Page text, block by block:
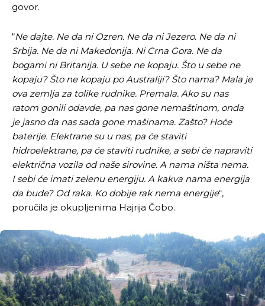
odlučili da pustite Vašu priču da živi, Redakcija
Objavi.ba
[wpuf_form id=”7463”]
odlučili da pustite Vašu priču da živi, Redakcija
Objavi.ba
[wpuf_form id=”7463”]
govor.
“Ne dajte. Ne da ni Ozren. Ne da ni Jezero. Ne da ni
Srbija. Ne da ni Makedonija. Ni Crna Gora. Ne da
bogami ni Britanija. U sebe ne kopaju. Što u sebe ne
kopaju? Što ne kopaju po Australiji? Što nama? Mala je
ova zemlja za tolike rudnike. Premala. Ako su nas
ratom gonili odavde, pa nas gone nemaštinom, onda
je jasno da nas sada gone mašinama. Zašto? Hoće
baterije. Elektrane su u nas, pa će staviti
hidroelektrane, pa će staviti rudnike, a sebi će napraviti
električna vozila od naše sirovine. A nama ništa nema.
I sebi će imati zelenu energiju. A kakva nama energija
da bude? Od raka. Ko dobije rak nema energije“,
poručila je okupljenima Hajrija Čobo.